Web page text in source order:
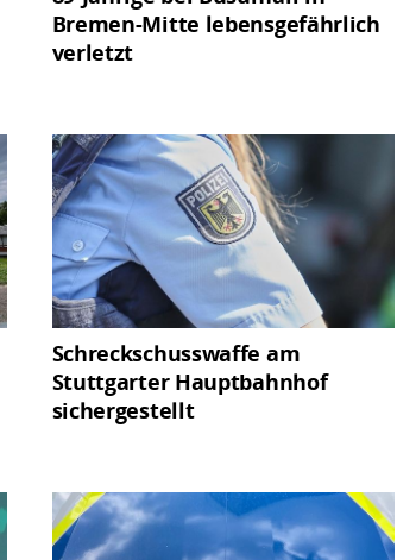
Bremen-Mitte lebensgefährlich
verletzt
Schreckschusswaffe am
Stuttgarter Hauptbahnhof
sichergestellt